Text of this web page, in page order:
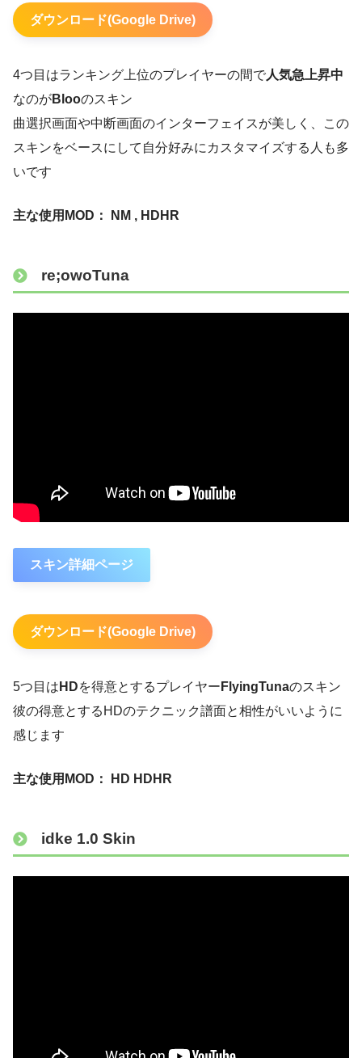
ダウンロード(Google Drive)
4つ目はランキング上位のプレイヤーの間で人気急上昇中
なのがBlooのスキン
曲選択画面や中断画面のインターフェイスが美しく、この
スキンをベースにして自分好みにカスタマイズする人も多
いです
主な使用MOD： NM , HDHR
re;owoTuna
スキン詳細ページ
ダウンロード(Google Drive)
5つ目は HDを得意とするプレイヤー FlyingTunaのスキン
彼の得意とするHDのテクニック譜面と相性がいいように
感じます
主な使用MOD： HD HDHR
idke 1.0 Skin